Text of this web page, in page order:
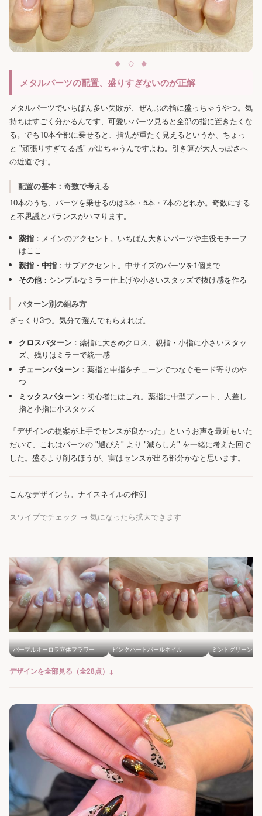
メタルパーツの配置、盛りすぎないのが正解
メタルパーツでいちばん多い失敗が、ぜんぶの指に盛っちゃうやつ。気
持ちはすごく分かるんです、可愛いパーツ見ると全部の指に置きたくな
る。でも10本全部に乗せると、指先が重たく見えるというか、ちょっ
と "頑張りすぎてる感" が出ちゃうんですよね。引き算が大人っぽさへ
の近道です。
配置の基本：奇数で考える
10本のうち、パーツを乗せるのは3本・5本・7本のどれか。奇数にする
と不思議とバランスがハマります。
薬指：メインのアクセント。いちばん大きいパーツや主役モチーフ
はここ
親指・中指：サブアクセント。中サイズのパーツを1個まで
その他：シンプルなミラー仕上げや小さいスタッズで抜け感を作る
パターン別の組み方
ざっくり3つ。気分で選んでもらえれば。
クロスパターン：薬指に大きめクロス、親指・小指に小さいスタッ
ズ、残りはミラーで統一感
チェーンパターン：薬指と中指をチェーンでつなぐモード寄りのや
つ
ミックスパターン：初心者にはこれ。薬指に中型プレート、人差し
指と小指に小スタッズ
「デザインの提案が上手でセンスが良かった」というお声を最近もいた
だいて、これはパーツの "選び方" より "減らし方" を一緒に考えた回で
した。盛るより削るほうが、実はセンスが出る部分かなと思います。
こんなデザインも。ナイスネイルの作例
スワイプでチェック → 気になったら拡大できます
パープルオーロラ立体フラワー ピンクハートパールネイル ミントグリーンラ
デザインを全部見る（全28点）↓